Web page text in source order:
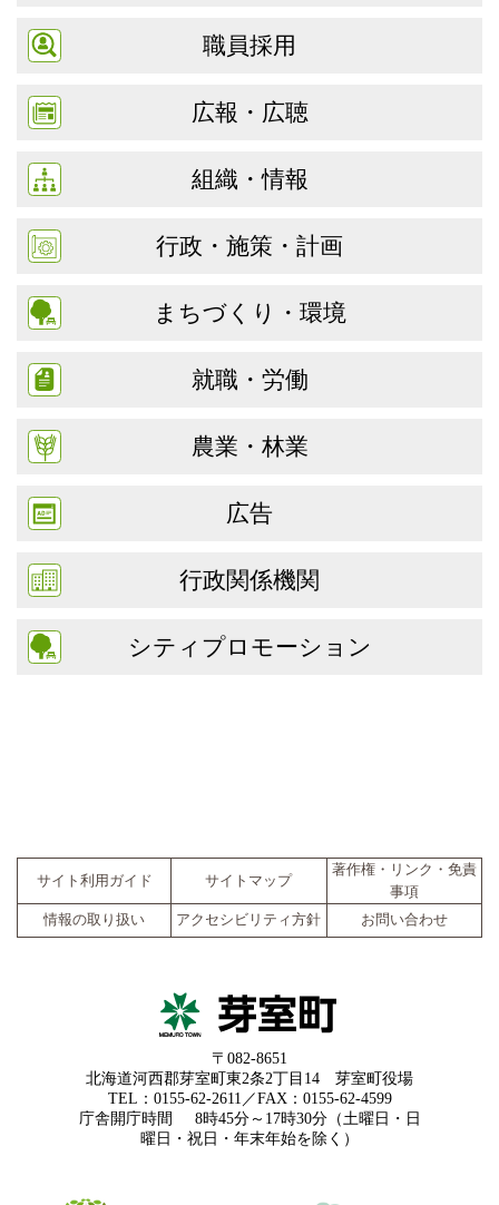
職員採用
広報・広聴
組織・情報
行政・施策・計画
まちづくり・環境
就職・労働
農業・林業
広告
行政関係機関
シティプロモーション
サイト利用ガイド サイトマップ
著作権・リンク・免責
事項
情報の取り扱い
アクセシビリティ方針 お問い合わせ
〒082-8651
北海道河西郡芽室町東2条2丁目14 芽室町役場
TEL：0155-62-2611／FAX：0155-62-4599
庁舎開庁時間
8時45分～17時30分（土曜日・日
曜日・祝日・年末年始を除く）